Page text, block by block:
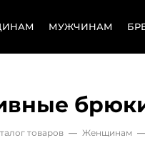
МУЖЧИНАМ
товаров — Женщинам —